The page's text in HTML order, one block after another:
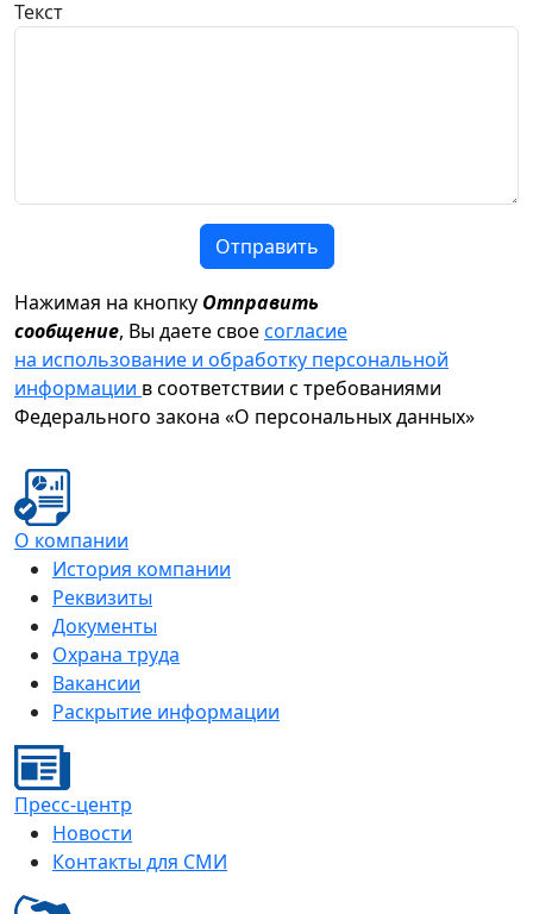
Текст
Отправить
Нажимая на кнопку Отправить
сообщение, Вы даете своесогласие
на использование и обработку персональной
информации в соответствии с требованиями
Федерального закона «О персональных данных»
О компании
История компании
Реквизиты
Документы
Охрана труда
Вакансии
Раскрытие информации
Пресс-центр
Новости
Контакты для СМИ